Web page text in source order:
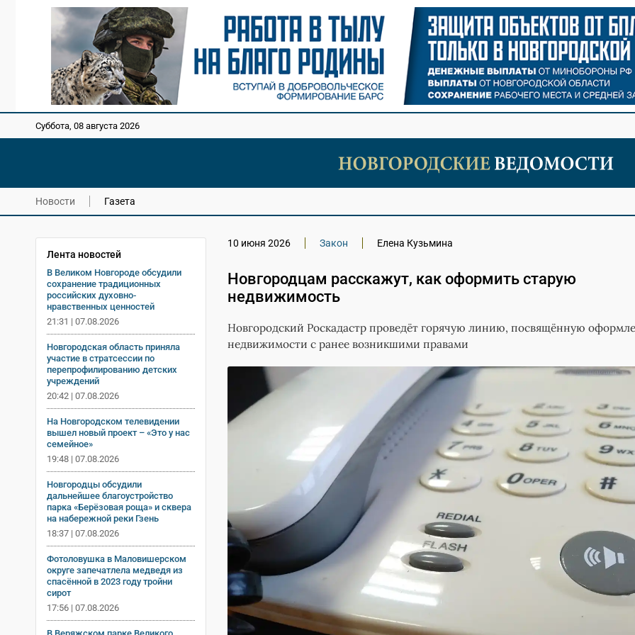
Суббота, 08 августа 2026
Новости Газета
Лента новостей
В Великом Новгороде обсудили
сохранение традиционных
российских духовно-
нравственных ценностей
21:31 | 07.08.2026
Новгородская область приняла
участие в стратсессии по
перепрофилированию детских
учреждений
20:42 | 07.08.2026
На Новгородском телевидении
вышел новый проект – «Это у нас
семейное»
19:48 | 07.08.2026
Новгородцы обсудили
дальнейшее благоустройство
парка «Берёзовая роща» и сквера
на набережной реки Гзень
18:37 | 07.08.2026
Фотоловушка в Маловишерском
округе запечатлела медведя из
спасённой в 2023 году тройни
сирот
17:56 | 07.08.2026
10 июня 2026 Закон Елена Кузьмина
Новгородцам расскажут, как оформить старую
недвижимость
Новгородский Роскадастр проведёт горячую линию, посвящённую
недвижимости с ранее возникшими правами